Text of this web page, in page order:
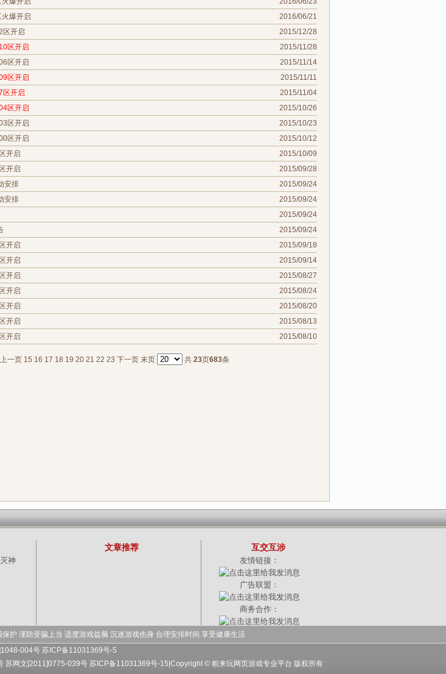
2016/06/21
爆开启
2015/12/28
区开启
2015/11/28
区开启
2015/11/14
区开启
2015/11/11
区开启
2015/11/04
区开启
2015/10/26
区开启
2015/10/23
区开启
2015/10/12
区开启
2015/10/09
开启
2015/09/28
开启
2015/09/24
安排
2015/09/24
安排
2015/09/24
2015/09/24
2015/09/18
开启
2015/09/14
开启
2015/08/27
开启
2015/08/24
开启
2015/08/20
开启
2015/08/13
开启
2015/08/10
开启
上一页 15 16 17 18 19 20 21 22 23 下一页 末页 共 23页683条
灭神
文章推荐 互交互涉
友情链接：
广告联盟：
商务合作：
护 谨防受骗上当 适度游戏益脑 沉迷游戏伤身 合理安排时间 享受健康生活
004号 苏ICP备11031369号-5
苏网文[2011]0775-039号 苏ICP备11031369号-15|Copyright © 粗来玩网页游戏专业平台 版权所有